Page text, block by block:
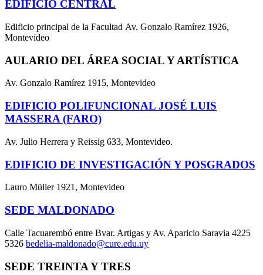
EDIFICIO CENTRAL
Edificio principal de la Facultad Av. Gonzalo Ramírez 1926,
Montevideo
AULARIO DEL ÁREA SOCIAL Y ARTÍSTICA
Av. Gonzalo Ramírez 1915, Montevideo
EDIFICIO POLIFUNCIONAL JOSÉ LUIS
MASSERA (FARO)
Av. Julio Herrera y Reissig 633, Montevideo.
EDIFICIO DE INVESTIGACIÓN Y POSGRADOS
Lauro Müller 1921, Montevideo
SEDE MALDONADO
Calle Tacuarembó entre Bvar. Artigas y Av. Aparicio Saravia 4225
5326 bedelia-maldonado@cure.edu.uy
SEDE TREINTA Y TRES